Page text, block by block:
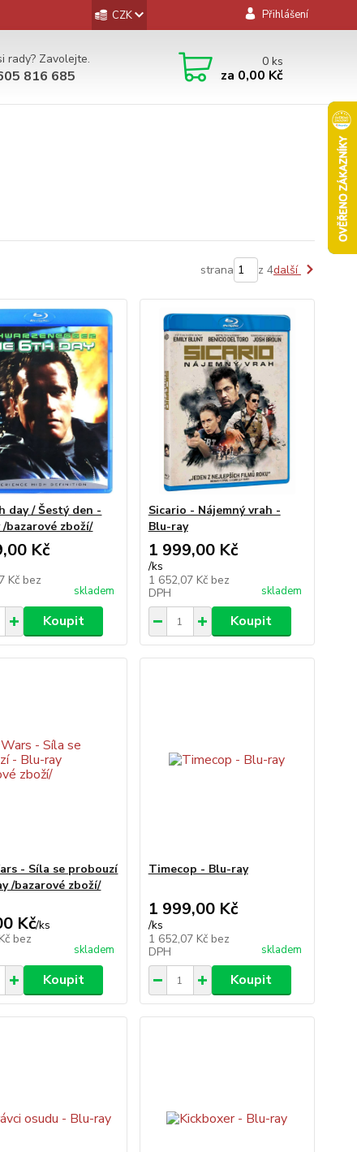
CZK Přihlášení
rady? Zavolejte.
816 685
0ks
za 0,00 Kč
strana z 4další
day / Šestý den -
/bazarové zboží/
Kč
Kč bez
skladem
Koupit
Sicario - Nájemný vrah -
Blu-ray
1 999,00 Kč
/ks
1 652,07 Kč bez
DPH
skladem
Koupit
- Síla se probouzí
/bazarové zboží/
Kč/ks
bez
skladem
Koupit
Timecop - Blu-ray
1 999,00 Kč
/ks
1 652,07 Kč bez
DPH
skladem
Koupit